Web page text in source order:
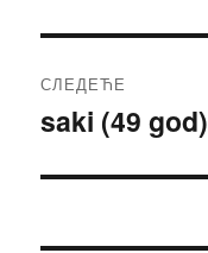
СЛЕДЕЋЕ
Следећи
saki (49 god)